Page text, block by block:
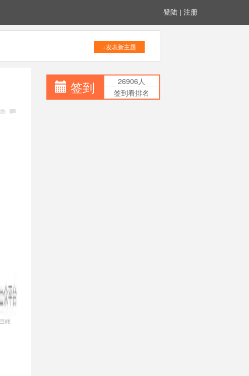
登陆 | 注册
+发表新主题
签到
26906人
签到看排名